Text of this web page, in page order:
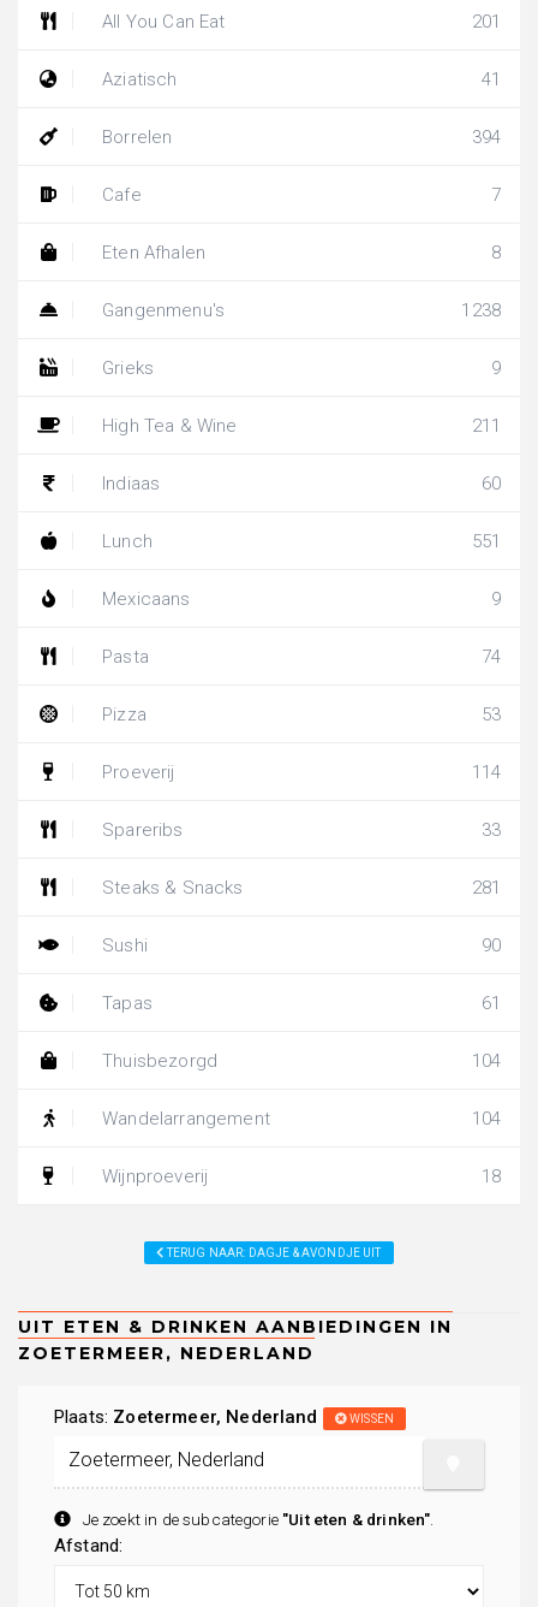
All You Can Eat 201
Aziatisch 41
Borrelen 394
Cafe 7
Eten Afhalen 8
Gangenmenu's 1238
Grieks 9
High Tea & Wine 211
Indiaas 60
Lunch 551
Mexicaans 9
Pasta 74
Pizza 53
Proeverij 114
Spareribs 33
Steaks & Snacks 281
Sushi 90
Tapas 61
Thuisbezorgd 104
Wandelarrangement 104
Wijnproeverij 18
TERUG NAAR: DAGJE & AVONDJE UIT
Plaats: Zoetermeer, Nederland WISSEN
Je zoekt in de subcategorie "Uit eten & drinken"
Afstand: